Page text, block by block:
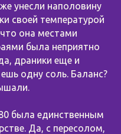
унесли наполовину
своей температурой
она местами
была неприятно
драники еще и
одну соль. Баланс?
была единственным
Да, с пересолом,